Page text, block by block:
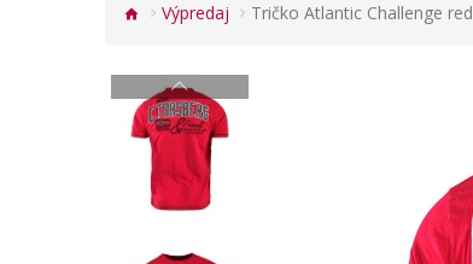
Výpredaj Tričko Atlantic Challenge red